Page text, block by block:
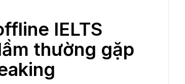
IELTS
thường gặp